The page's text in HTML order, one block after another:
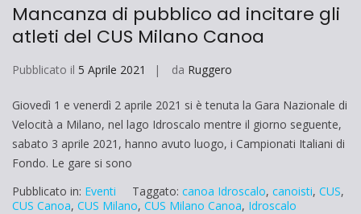
Mancanza di pubblico ad incitare gli
atleti del CUS Milano Canoa
Pubblicato il 5 Aprile 2021 da Ruggero
Giovedì 1 e venerdì 2 aprile 2021 si è tenuta la Gara Nazionale di
Velocità a Milano, nel lago Idroscalo mentre il giorno seguente,
sabato 3 aprile 2021, hanno avuto luogo, i Campionati Italiani di
Fondo. Le gare si sono
Pubblicato in: Eventi Taggato: canoa Idroscalo, canoisti, CUS,
CUS Canoa, CUS Milano, CUS Milano Canoa, Idroscalo